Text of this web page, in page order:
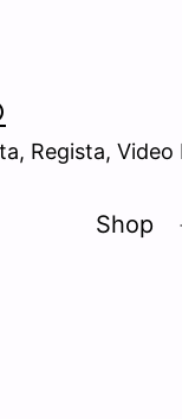
Regista,
Shop